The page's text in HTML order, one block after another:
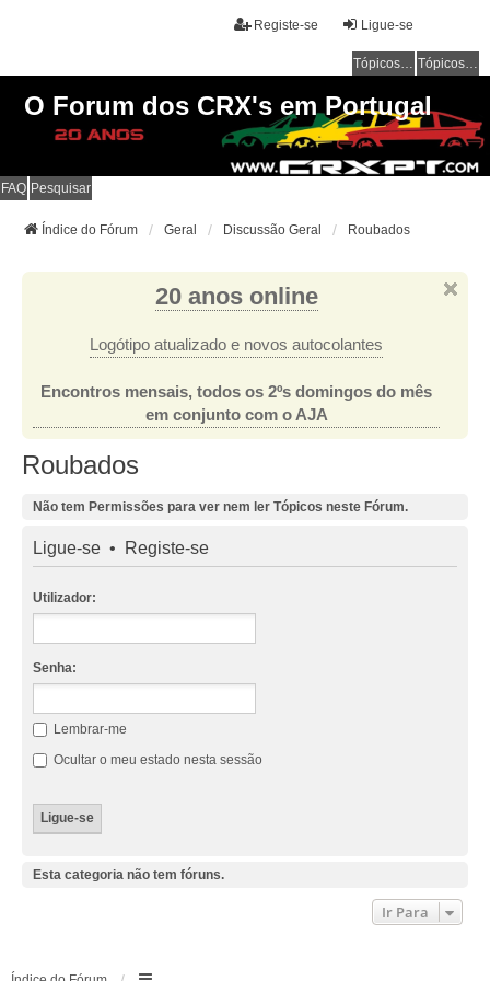
Ligue-se
Registe-se
Tópicos sem resposta Tópicos ativos
O Forum dos CRX's em Portugal
FAQ Pesquisar
Índice do Fórum Geral Discussão Geral Roubados
20 anos online
Logótipo atualizado e novos autocolantes
Encontros mensais, todos os 2ºs domingos do mês
em conjunto com o AJA
Roubados
Não tem Permissões para ver nem ler Tópicos neste Fórum.
Ligue-se • Registe-se
Utilizador:
Senha:
Lembrar-me
Ocultar o meu estado nesta sessão
Esta categoria não tem fóruns.
Ir Para